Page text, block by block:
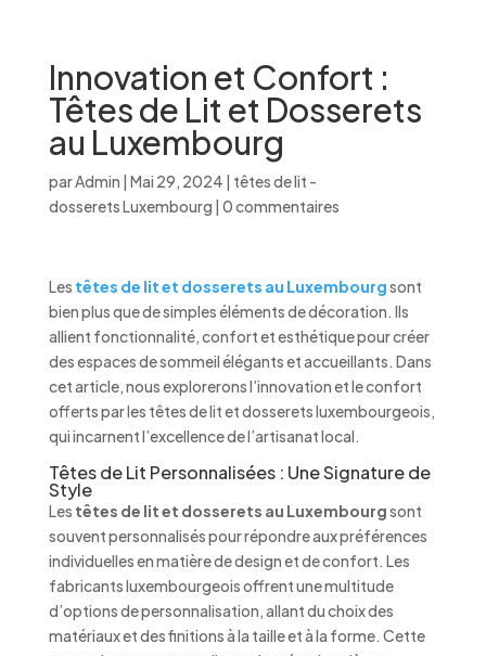
Innovation et Confort :
Têtes de Lit et Dosserets
au Luxembourg
parAdmin | Mai 29, 2024 | têtes de lit -
dosserets Luxembourg | 0 commentaires
Les têtes de lit et dosserets au Luxembourgsont
bien plus que de simples éléments de décoration. Ils
allient fonctionnalité, confort et esthétique pour créer
des espaces de sommeil élégants et accueillants. Dans
cet article, nous explorerons l’innovation et le confort
offerts par les têtes de lit et dosserets luxembourgeois,
qui incarnent l’excellence de l’artisanat local.
Têtes de Lit Personnalisées : Une Signature de
Style
Les têtes de lit et dosserets au Luxembourgsont
souvent personnalisés pour répondre aux préférences
individuelles en matière de design et de confort. Les
fabricants luxembourgeois offrent une multitude
d’options de personnalisation, allant du choix des
matériaux et des finitions à la taille et à la forme. Cette